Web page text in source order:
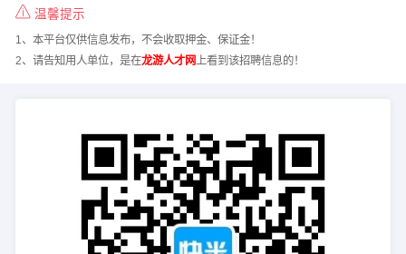
温馨提示
1、本平台仅供信息发布，不会收取押金、保证金！
2、请告知用人单位，是在龙游人才网上看到该招聘信息的！